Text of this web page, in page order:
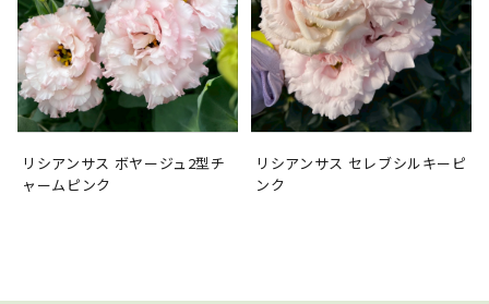
リシアンサス ボヤージュ2型チ
ャームピンク
リシアンサス セレブシルキーピ
ンク